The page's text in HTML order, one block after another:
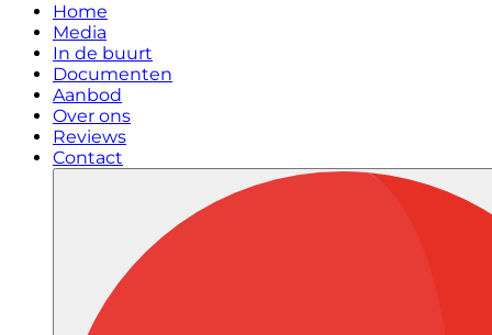
Home
Media
In de buurt
Documenten
Aanbod
Over ons
Reviews
Contact